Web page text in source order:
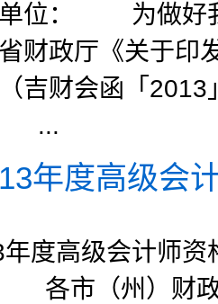
单位： 为做好
财政厅《关于印
吉财会函「
...
年度高级会
度高级会计师资
市（州）财政